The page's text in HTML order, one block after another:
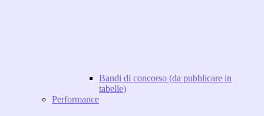
Bandi di concorso (da pubblicare in
tabelle)
Performance